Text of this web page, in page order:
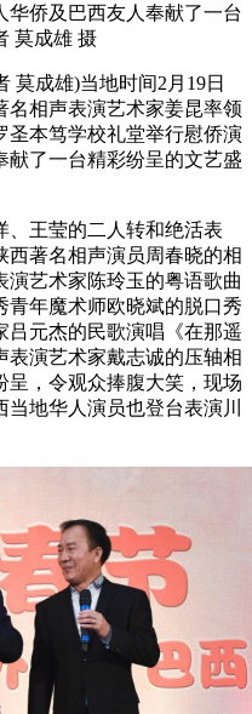
侨及巴西友人奉献了一台
莫成雄 摄
成雄)当地时间2月19日
名相声表演艺术家姜昆率领
圣本笃学校礼堂举行慰侨演
献了一台精彩纷呈的文艺盛
王莹的二人转和绝活表
西著名相声演员周春晓的相
艺术家陈玲玉的粤语歌曲
青年魔术师欧晓斌的脱口秀
吕元杰的民歌演唱《在那遥
表演艺术家戴志诚的压轴相
呈，令观众捧腹大笑，现场
地华人演员也登台表演川